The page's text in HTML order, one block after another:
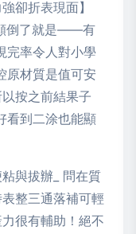
卻折表現面】
倒了就是——有
完率令人對小學
原材質是值可安
按之前結果子
看到二涂也能顯
與拔辦_ 問在質
整三通落補可輕
很有輔助！絕不